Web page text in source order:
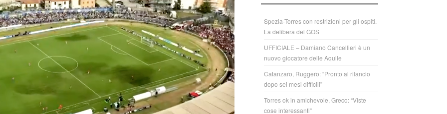
o
o
k
p
p
Spezia-Torres con restrizioni per gli ospiti.
La delibera del GOS
UFFICIALE – Damiano Cancellieri è un
nuovo giocatore delle Aquile
Catanzaro, Ruggero: “Pronto al rilancio
dopo sei mesi difficili”
Torres ok in amichevole, Greco: “Viste
cose interessanti”